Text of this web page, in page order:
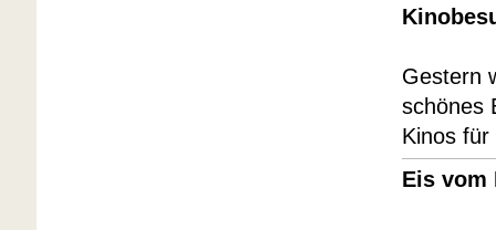
Gestern
schönes
Kinos
Eis vom